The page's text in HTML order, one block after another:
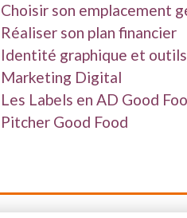
Choisir son emplacement
Réaliser son plan financier
Identité graphique et
Marketing Digital
Les Labels en AD Good
Pitcher Good Food